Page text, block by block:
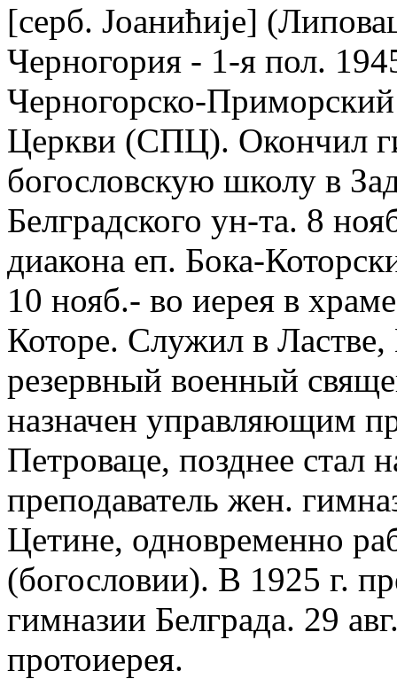
[серб. Jоанићиjе]
Черногория - 1-я пол.
Черногорско-
Церкви (СПЦ). Окончил
богословскую школу в
Белградского ун-та. 8
диакона еп. Бока-
10 нояб.- во иерея в
Которе. Служил в Ластве,
резервный военный
назначен управляющим
Петроваце, позднее стал
преподаватель жен.
Цетине, одновременно
(богословии). В 1925 г.
гимназии Белграда. 29
протоиерея.